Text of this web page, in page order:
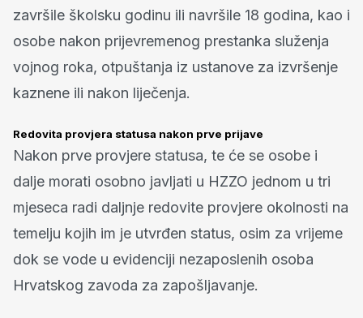
završile školsku godinu ili navršile 18 godina, kao i
osobe nakon prijevremenog prestanka služenja
vojnog roka, otpuštanja iz ustanove za izvršenje
kaznene ili nakon liječenja.
Redovita provjera statusa nakon prve prijave
Nakon prve provjere statusa, te će se osobe i
dalje morati osobno javljati u HZZO jednom u tri
mjeseca radi daljnje redovite provjere okolnosti na
temelju kojih im je utvrđen status, osim za vrijeme
dok se vode u evidenciji nezaposlenih osoba
Hrvatskog zavoda za zapošljavanje.